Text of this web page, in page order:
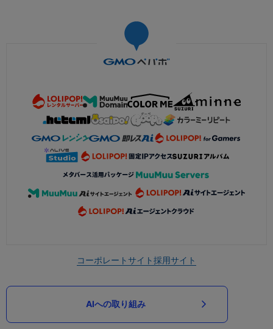
コーポレートサイト採用サイト
AIへの取り組み